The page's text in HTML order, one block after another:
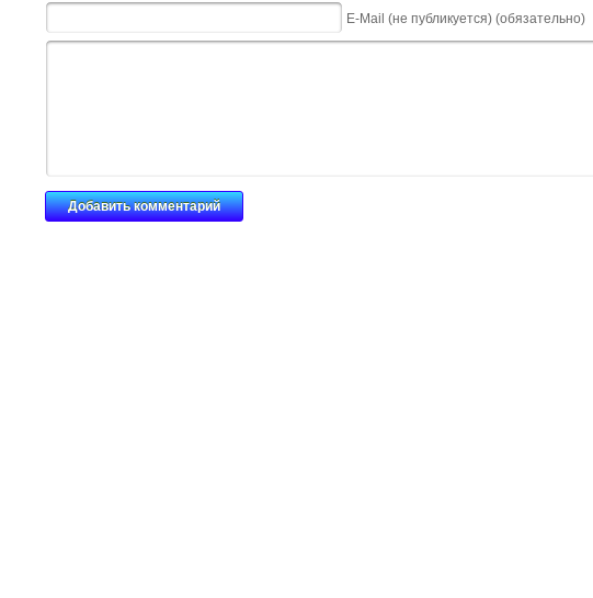
E-Mail (не публикуется) (обязательно)